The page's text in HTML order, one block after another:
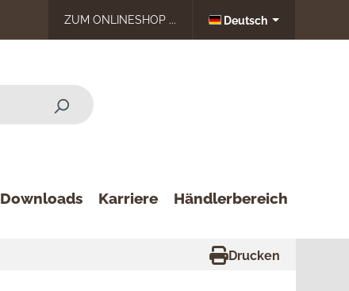
ZUM ONLINESHOP ... Deutsch
Downloads Karriere Händlerbereich
Drucken